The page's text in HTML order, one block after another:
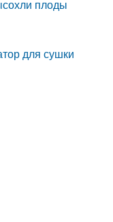
плоды
для сушки